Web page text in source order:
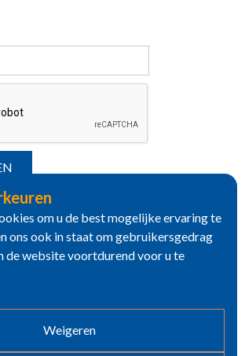
om u de best mogelijke ervaring te
ons ook in staat om gebruikersgedrag
de website voortdurend voor u te
Weigeren